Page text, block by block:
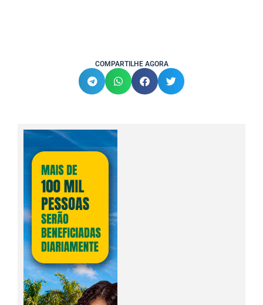
COMPARTILHE AGORA